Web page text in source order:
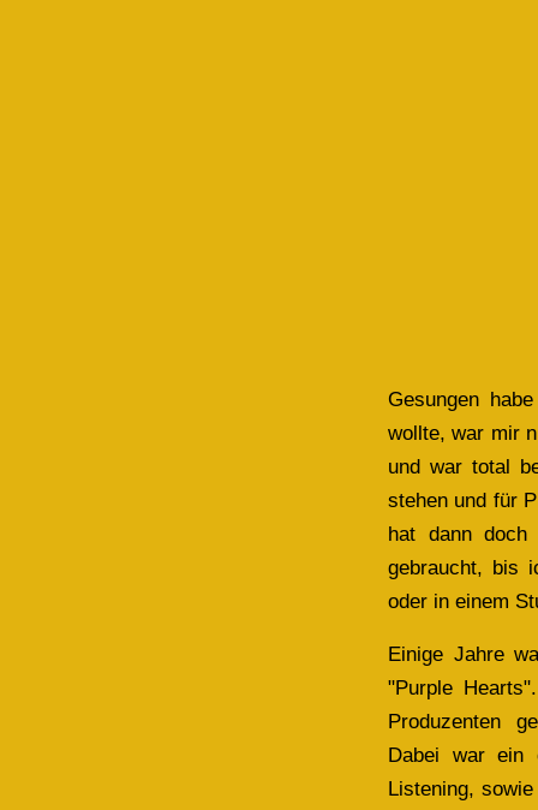
Gesungen
wollte, war mir
und war total
stehen und für
hat dann doch
gebraucht, bis
oder in einem
Einige Jahre
"Purple
Produzenten
Dabei war ein
Listening,